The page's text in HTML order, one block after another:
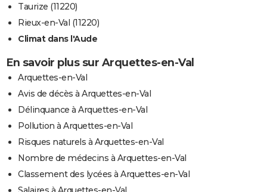
Taurize (11220)
Rieux-en-Val (11220)
Climat dans l'Aude
En savoir plus sur Arquettes-en-Val
Arquettes-en-Val
Avis de décès à Arquettes-en-Val
Délinquance à Arquettes-en-Val
Pollution à Arquettes-en-Val
Risques naturels à Arquettes-en-Val
Nombre de médecins à Arquettes-en-Val
Classement des lycées à Arquettes-en-Val